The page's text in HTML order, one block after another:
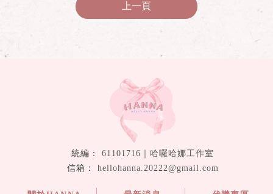
上一頁
61101716｜哈囉哈娜工作室
hellohanna.20222@gmail.com